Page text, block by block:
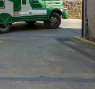
con un
pasear hasta
municipios,
Boada y